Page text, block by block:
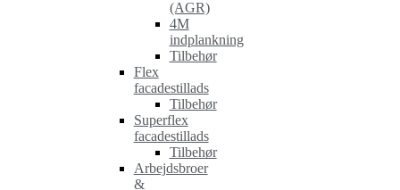
(AGR)
4M
indplankning
Tilbehør
Flex
facadestillads
Tilbehør
Superflex
facadestillads
Tilbehør
Arbejdsbroer
&